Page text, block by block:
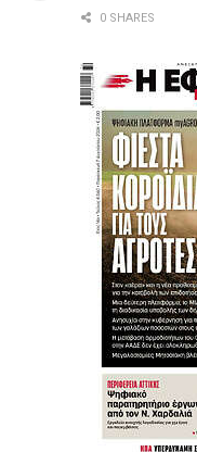
0 SHARES